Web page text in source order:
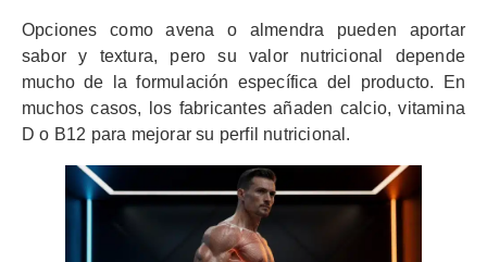
Opciones como avena o almendra pueden aportar
sabor y textura, pero su valor nutricional depende
mucho de la formulación específica del producto. En
muchos casos, los fabricantes añaden calcio, vitamina
D o B12 para mejorar su perfil nutricional.